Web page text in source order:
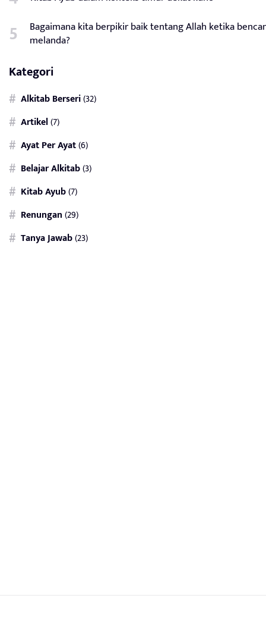
Bagaimana kita berpikir baik tentang Allah ketika
melanda?
Kategori
Alkitab Berseri(32)
Artikel(7)
Ayat Per Ayat(6)
Belajar Alkitab(3)
Kitab Ayub(7)
Renungan(29)
Tanya Jawab(23)